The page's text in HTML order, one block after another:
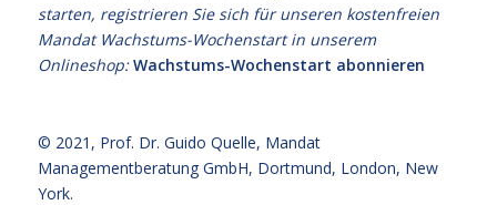
starten, registrieren Sie sich für unseren kostenfreien
Mandat Wachstums-Wochenstart in unserem
Onlineshop:Wachstums-Wochenstart abonnieren
© 2021, Prof. Dr. Guido Quelle, Mandat
Managementberatung GmbH, Dortmund, London, New
York.